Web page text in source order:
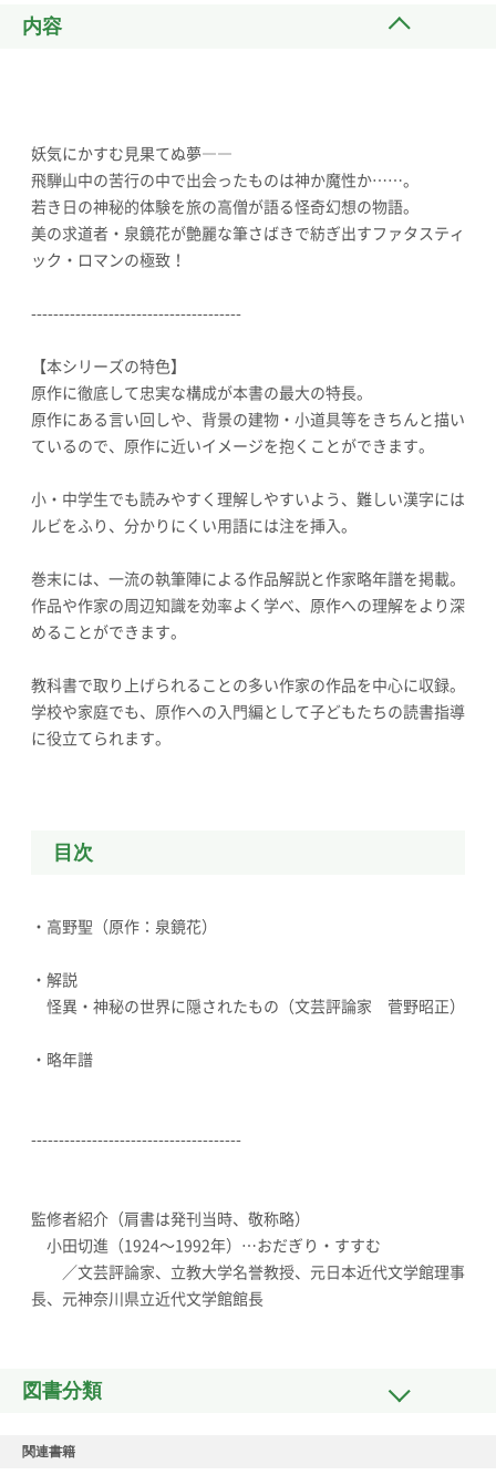
内容
妖気にかすむ見果てぬ夢――
飛騨山中の苦行の中で出会ったものは神か魔性か……。
若き日の神秘的体験を旅の高僧が語る怪奇幻想の物語。
美の求道者・泉鏡花が艶麗な筆さばきで紡ぎ出すファタスティ
ック・ロマンの極致！
--------------------------------------
【本シリーズの特色】
原作に徹底して忠実な構成が本書の最大の特長。
原作にある言い回しや、背景の建物・小道具等をきちんと描い
ているので、原作に近いイメージを抱くことができます。
小・中学生でも読みやすく理解しやすいよう、難しい漢字には
ルビをふり、分かりにくい用語には注を挿入。
巻末には、一流の執筆陣による作品解説と作家略年譜を掲載。
作品や作家の周辺知識を効率よく学べ、原作への理解をより深
めることができます。
教科書で取り上げられることの多い作家の作品を中心に収録。
学校や家庭でも、原作への入門編として子どもたちの読書指導
に役立てられます。
目次
・高野聖（原作：泉鏡花）
・解説
怪異・神秘の世界に隠されたもの（文芸評論家 菅野昭正）
・略年譜
--------------------------------------
監修者紹介（肩書は発刊当時、敬称略）
小田切進（1924〜1992年）…おだぎり・すすむ
／文芸評論家、立教大学名誉教授、元日本近代文学館理事
長、元神奈川県立近代文学館館長
図書分類
関連書籍